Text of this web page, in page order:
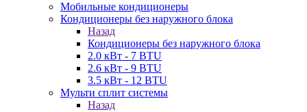
Мобильные кондиционеры
Кондиционеры без наружного блока
Назад
Кондиционеры без наружного блока
2.0 кВт - 7 BTU
2.6 кВт - 9 BTU
3.5 кВт - 12 BTU
Мульти сплит системы
Назад